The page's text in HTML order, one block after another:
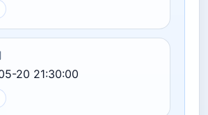
20 21:30:00